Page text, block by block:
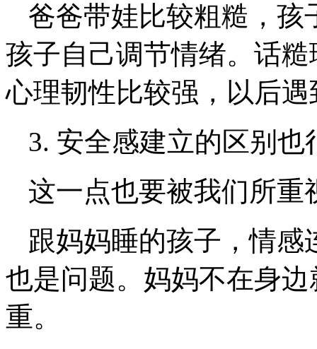
爸爸带娃比较粗糙，孩
孩子自己调节情绪。话
心理韧性比较强，以后
3. 安全感建立的区别也
这一点也要被我们所重
跟妈妈睡的孩子，情
也是问题。妈妈不在身
重。